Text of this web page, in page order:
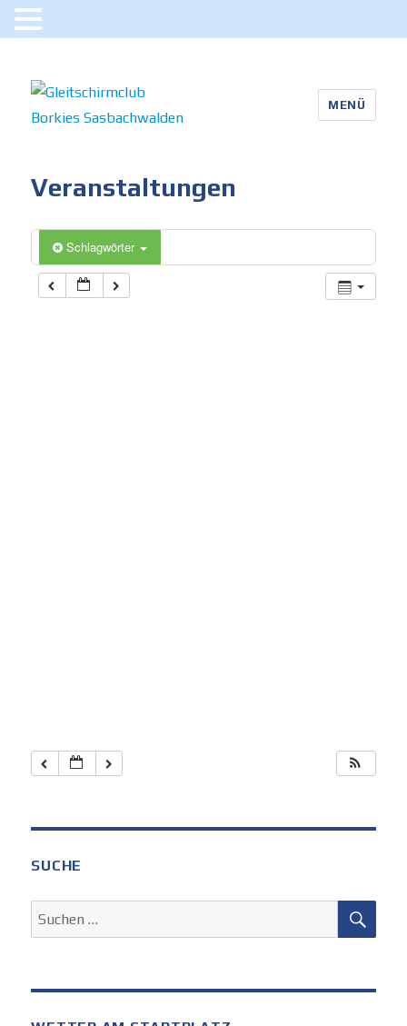
Sasbachwalden
MENÜ
Veranstaltungen
Schlagwörter
SUCHE
Suchen
nach: